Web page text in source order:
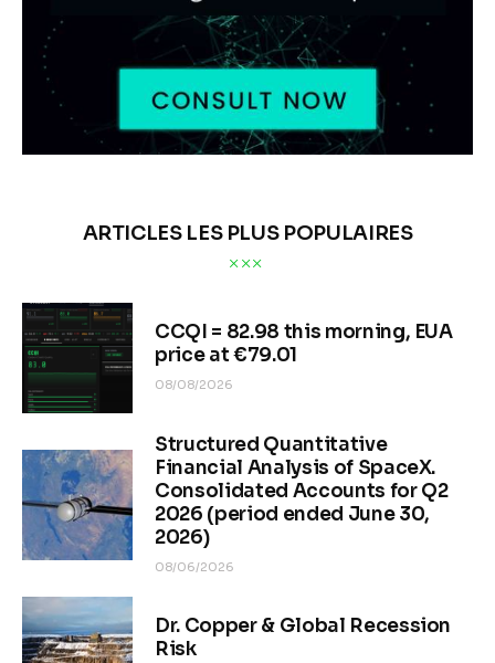
ARTICLES LES PLUS POPULAIRES
CCQI = 82.98 this morning, EUA
price at €79.01
08/08/2026
Structured Quantitative
Financial Analysis of SpaceX.
Consolidated Accounts for Q2
2026 (period ended June 30,
2026)
08/06/2026
Dr. Copper & Global Recession
Risk